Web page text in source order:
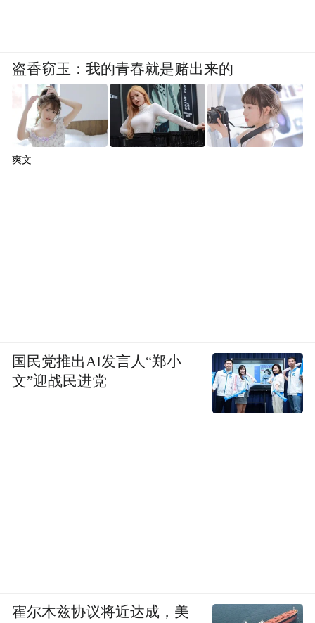
盗香窃玉：我的青春就是赌出来的
爽文
国民党推出AI发言人“郑小
文”迎战民进党
霍尔木兹协议将近达成，美